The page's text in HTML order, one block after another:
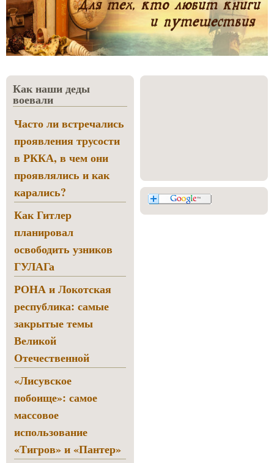
Как наши деды
воевали
Часто ли встречались
проявления трусости
в РККА, в чем они
проявлялись и как
карались?
Как Гитлер
планировал
освободить узников
ГУЛАГа
РОНА и Локотская
республика: самые
закрытые темы
Великой
Отечественной
«Лисувское
побоище»: самое
массовое
использование
«Тигров» и «Пантер»